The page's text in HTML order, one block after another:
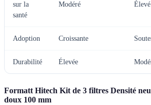
sur la
santé
Modéré Élevé
Adoption Croissante
Durabilité Élevée
Formatt Hitech Kit de 3 filtres Densité
doux 100 mm